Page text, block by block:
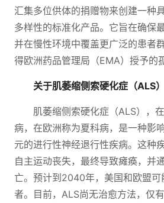
汇集多位供体的捐赠物来创建一种
多样性的标准化产品。它旨在确保
并在慢性环境中覆盖更广泛的患者
得欧洲药品管理局（EMA）授予的
关于肌萎缩侧索硬化症（ALS）
肌萎缩侧索硬化症（ALS），
病，在欧洲称为夏科病，是一种影
元的进行性神经退行性疾病。这种
自主运动丧失，最终导致瘫痪，并
亡。预计到2040年，美国和欧盟
者。目前，ALS尚无治愈方法，仅